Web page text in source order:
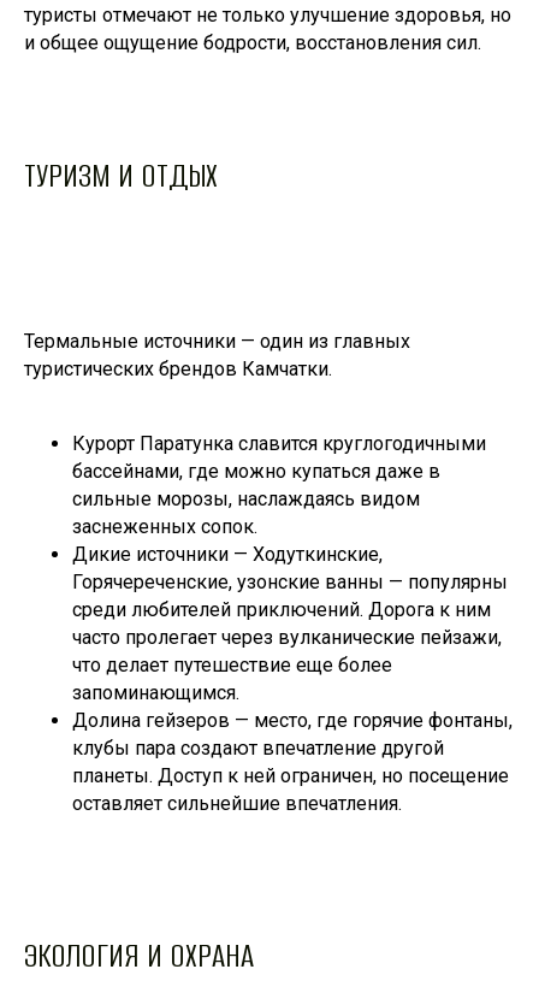
туристы отмечают не только улучшение здоровья, но
и общее ощущение бодрости, восстановления сил.
ТУРИЗМ И ОТДЫХ
Термальные источники — один из главных
туристических брендов Камчатки.
Курорт Паратунка славится круглогодичными
бассейнами, где можно купаться даже в
сильные морозы, наслаждаясь видом
заснеженных сопок.
Дикие источники — Ходуткинские,
Горячереченские, узонские ванны — популярны
среди любителей приключений. Дорога к ним
часто пролегает через вулканические пейзажи,
что делает путешествие еще более
запоминающимся.
Долина гейзеров — место, где горячие фонтаны,
клубы пара создают впечатление другой
планеты. Доступ к ней ограничен, но посещение
оставляет сильнейшие впечатления.
ЭКОЛОГИЯ И ОХРАНА